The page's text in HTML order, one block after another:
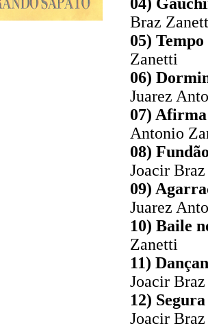
Braz
05)
Zanetti
06)
Juarez
07) Afirma
Antonio
08)
Joacir
09)
Juarez
10) Baile
Zanetti
11)
Joacir
12)
Joacir